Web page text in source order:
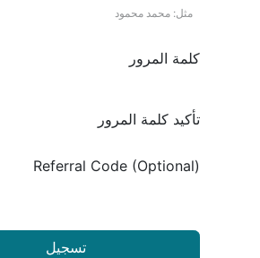
كلمة المرور
تأكيد كلمة المرور
Referral Code (Optional)
تسجيل